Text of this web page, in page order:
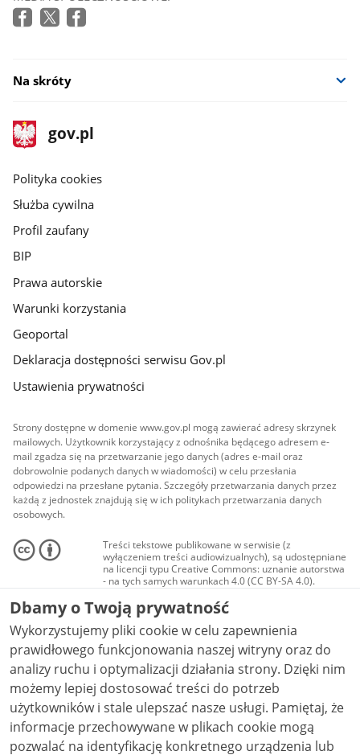
Na skróty
stopka
gov.pl
Strona
gov.pl
gov.pl
Polityka cookies
Służba cywilna
Profil zaufany
BIP
Prawa autorskie
Warunki korzystania
Geoportal
Deklaracja dostępności serwisu Gov.pl
Ustawienia prywatności
Strony dostępne w domenie www.gov.pl mogą zawierać adresy skrzynek
mailowych. Użytkownik korzystający z odnośnika będącego adresem e-
mail zgadza się na przetwarzanie jego danych (adres e-mail oraz
dobrowolnie podanych danych w wiadomości) w celu przesłania
odpowiedzi na przesłane pytania. Szczegóły przetwarzania danych przez
każdą z jednostek znajdują się w ich politykach przetwarzania danych
osobowych.
Treści tekstowe publikowane w serwisie (z
wyłączeniem treści audiowizualnych), są udostępniane
na licencji typu Creative Commons: uznanie autorstwa
- na tych samych warunkach 4.0 (CC BY-SA 4.0).
Materiały audiowizualne, w tym zdjęcia, materiały
audio i wideo, są udostępniane na licencji typu
Creative Commons: uznanie autorstwa użycie
niekomercyjne - bez utworów zależnych 4.0 (CC BY-
NC-ND 4.0), o ile nie jest to stwierdzone inaczej.
Dbamy o Twoją prywatność
Wykorzystujemy pliki cookie w celu zapewnienia
prawidłowego funkcjonowania naszej witryny oraz do
analizy ruchu i optymalizacji działania strony. Dzięki nim
możemy lepiej dostosować treści do potrzeb
użytkowników i stale ulepszać nasze usługi. Pamiętaj, że
informacje przechowywane w plikach cookie mogą
pozwalać na identyfikację konkretnego urządzenia lub